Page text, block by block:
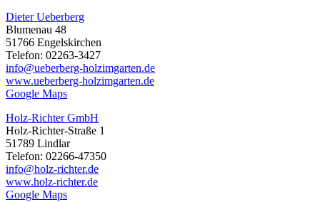
Dieter Ueberberg
Blumenau 48
51766 Engelskirchen
Telefon: 02263-3427
info@ueberberg-holzimgarten.de
www.ueberberg-holzimgarten.de
Google Maps
Holz-Richter GmbH
Holz-Richter-Straße 1
51789 Lindlar
Telefon: 02266-47350
info@holz-richter.de
www.holz-richter.de
Google Maps